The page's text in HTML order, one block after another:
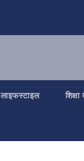
लाइफस्टाइल